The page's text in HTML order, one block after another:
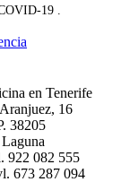
19 .
en Tenerife
16
38205
922 082 555
673 287 094